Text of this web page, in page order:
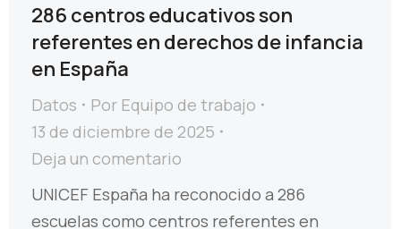
286 centros educativos son
referentes en derechos de infancia
en España
Datos Por Equipo de trabajo
13 de diciembre de 2025
Deja un comentario
UNICEF España ha reconocido a 286
escuelas como centros referentes en